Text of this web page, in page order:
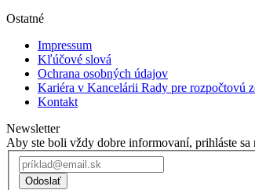
Ostatné
Impressum
Kľúčové slová
Ochrana osobných údajov
Kariéra v Kancelárii Rady pre rozpočtovú
Kontakt
Newsletter
Aby ste boli vždy dobre informovaní, prihláste sa
Odoslať